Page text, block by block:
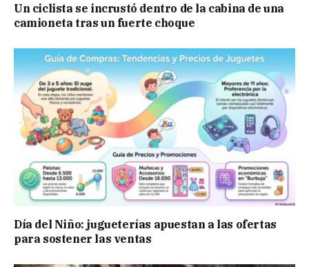
Un ciclista se incrustó dentro de la cabina de una
camioneta tras un fuerte choque
Día del Niño: jugueterías apuestan a las ofertas
para sostener las ventas